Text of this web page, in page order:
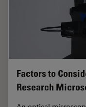
Factors to
Research